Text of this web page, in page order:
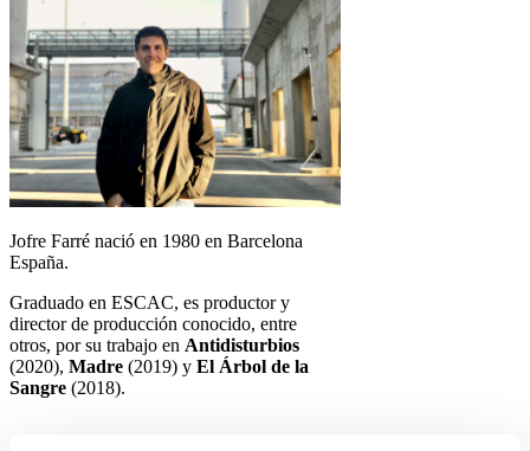
Jofre Farré nació en 1980 en Barcelona
España.
Graduado en ESCAC, es productor y
director de producción conocido, entre
otros, por su trabajo en Antidisturbios
(2020), Madre (2019) y El Árbol de la
Sangre (2018).